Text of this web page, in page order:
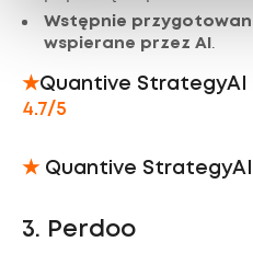
Wstępnie
wspierane przez AI .
★Quantive StrategyAI
4.7/5
★ Quantive
3. Perdoo